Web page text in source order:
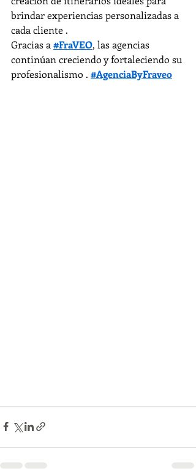
brindar experiencias personalizadas a
cada cliente .
Gracias a #FraVEO, las agencias
continúan creciendo y fortaleciendo su
profesionalismo . #AgenciaByFraveo